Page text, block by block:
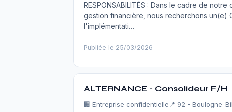
RESPONSABILITÉS : Dans le cadre de
gestion financière, nous recherchons un(e)
l'implémentati…
Publiée le 25/03/2026
ALTERNANCE - Consolideur F/H
🏢 Entreprise confidentielle 📍 92 - Boulogne-